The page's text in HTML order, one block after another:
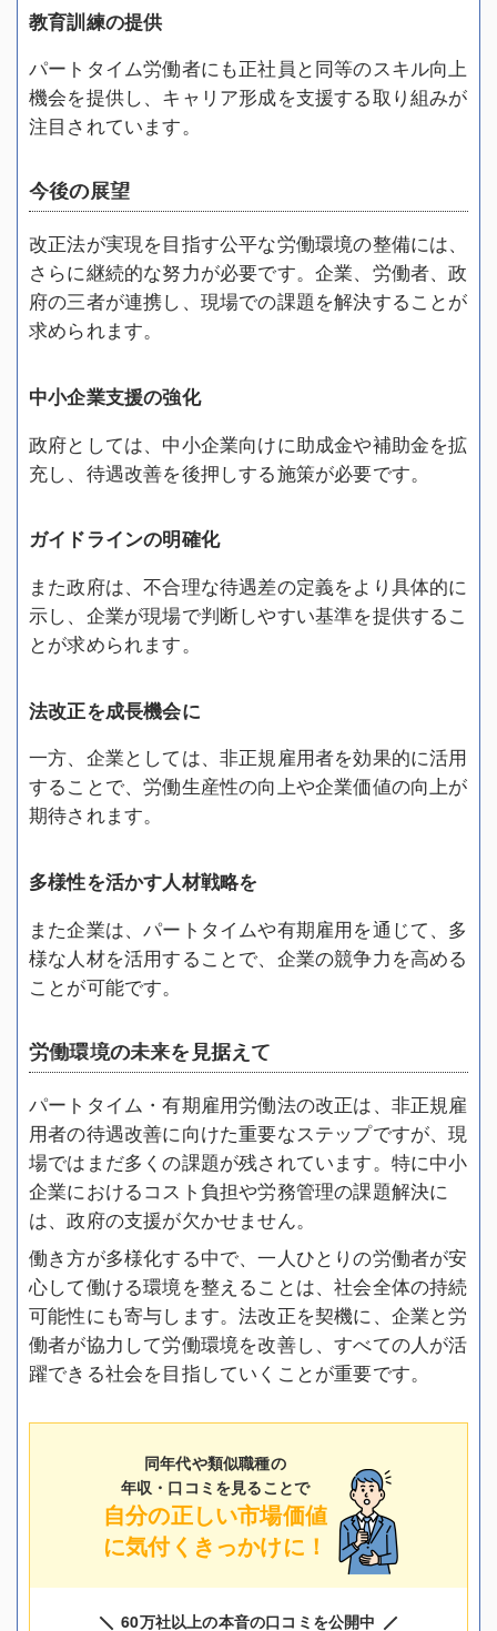
教育訓練の提供
パートタイム労働者にも正社員と同等のスキル向上
機会を提供し、キャリア形成を支援する取り組みが
注目されています。
今後の展望
改正法が実現を目指す公平な労働環境の整備には、
さらに継続的な努力が必要です。企業、労働者、政
府の三者が連携し、現場での課題を解決することが
求められます。
中小企業支援の強化
政府としては、中小企業向けに助成金や補助金を拡
充し、待遇改善を後押しする施策が必要です。
ガイドラインの明確化
また政府は、不合理な待遇差の定義をより具体的に
示し、企業が現場で判断しやすい基準を提供するこ
とが求められます。
法改正を成長機会に
一方、企業としては、非正規雇用者を効果的に活用
することで、労働生産性の向上や企業価値の向上が
期待されます。
多様性を活かす人材戦略を
また企業は、パートタイムや有期雇用を通じて、多
様な人材を活用することで、企業の競争力を高める
ことが可能です。
労働環境の未来を見据えて
パートタイム・有期雇用労働法の改正は、非正規雇
用者の待遇改善に向けた重要なステップですが、現
場ではまだ多くの課題が残されています。特に中小
企業におけるコスト負担や労務管理の課題解決に
は、政府の支援が欠かせません。
働き方が多様化する中で、一人ひとりの労働者が安
心して働ける環境を整えることは、社会全体の持続
可能性にも寄与します。法改正を契機に、企業と労
働者が協力して労働環境を改善し、すべての人が活
躍できる社会を目指していくことが重要です。
同年代や類似職種の
年収・口コミを見ることで
自分の正しい市場価値
に気付くきっかけに！
60万社以上の本音の口コミを公開中